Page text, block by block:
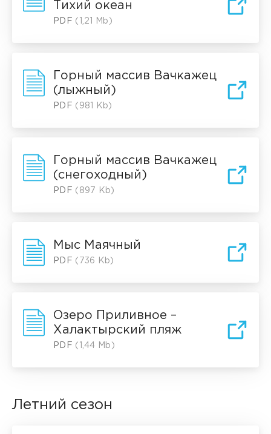
Тихий океан
PDF (1,21 Mb)
Горный массив Вачкажец
(лыжный)
PDF (981 Kb)
Горный массив Вачкажец
(снегоходный)
PDF (897 Kb)
Мыс Маячный
PDF (736 Kb)
Озеро Приливное –
Халактырский пляж
PDF (1,44 Mb)
Летний сезон